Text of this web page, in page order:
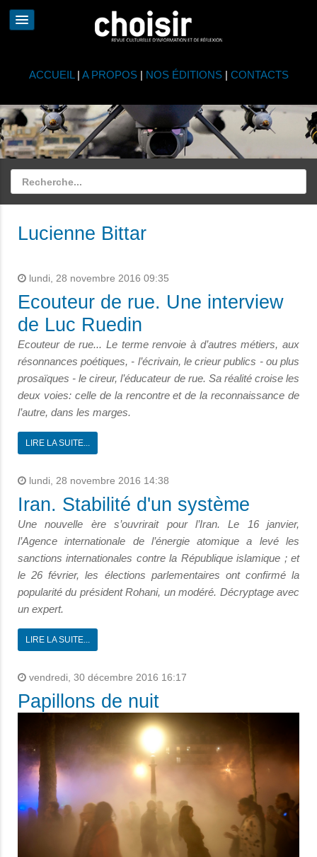
ACCUEIL | A PROPOS| NOS ÉDITIONS| CONTACTS
Lucienne Bittar
lundi, 28 novembre 2016 09:35
Ecouteur de rue. Une interview
de Luc Ruedin
Ecouteur de rue... Le terme renvoie à d’autres métiers, aux
résonnances poétiques, - l’écrivain, le crieur publics - ou plus
prosaïques - le cireur, l’éducateur de rue. Sa réalité croise les
deux voies: celle de la rencontre et de la reconnaissance de
l’autre, dans les marges.
LIRE LA SUITE...
lundi, 28 novembre 2016 14:38
Iran. Stabilité d'un système
Une nouvelle ère s’ouvrirait pour l’Iran. Le 16 janvier,
l’Agence internationale de l’énergie atomique a levé les
sanctions internationales contre la République islamique ; et
le 26 février, les élections parlementaires ont confirmé la
popularité du président Rohani, un modéré. Décryptage avec
un expert.
LIRE LA SUITE...
vendredi, 30 décembre 2016 16:17
Papillons de nuit